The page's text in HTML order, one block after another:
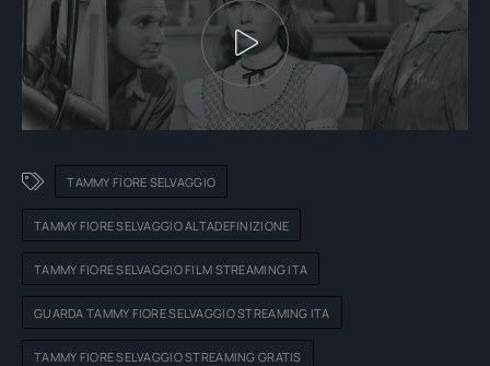
TAMMY FIORE SELVAGGIO
TAMMY FIORE SELVAGGIO ALTADEFINIZIONE
TAMMY FIORE SELVAGGIO FILM STREAMING ITA
GUARDA TAMMY FIORE SELVAGGIO STREAMING ITA
TAMMY FIORE SELVAGGIO STREAMING GRATIS